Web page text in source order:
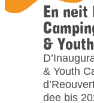
En
&
& Youth
dee bis